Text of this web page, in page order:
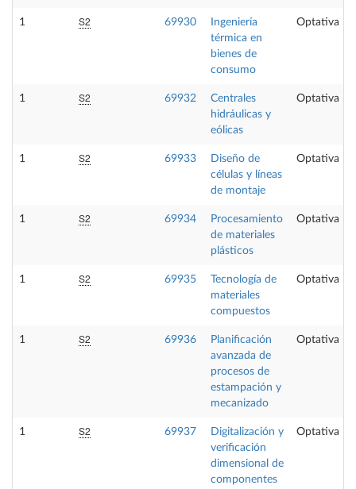
1 S2 69930
Ingeniería
térmica en
bienes de
consumo
Optativa
1 S2 69932
Centrales
hidráulicas y
eólicas
Optativa
1 S2 69933
Diseño de
células y líneas
de montaje
Optativa
1 S2 69934
Procesamiento
de materiales
plásticos
Optativa
1 S2 69935
Tecnología de
materiales
compuestos
Optativa
1 S2 69936
Planificación
avanzada de
procesos de
estampación y
mecanizado
Optativa
1 S2 69937
Digitalización y
verificación
dimensional de
componentes
Optativa